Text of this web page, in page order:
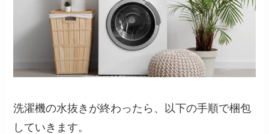
洗濯機の水抜きが終わったら、以下の手順で梱包
していきます。